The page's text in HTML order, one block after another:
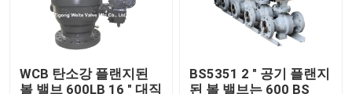
WCB 탄소강 플랜지된
볼 밸브 600LB 16 " 대직
BS5351 2 " 공기 플랜지
된 볼 밸브는 600 BS